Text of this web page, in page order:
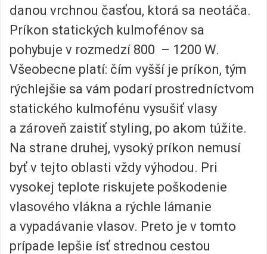
danou vrchnou časťou, ktorá sa neotáča.
Príkon statických kulmofénov sa
pohybuje v rozmedzí 800 – 1200 W.
Všeobecne platí: čím vyšší je príkon, tým
rýchlejšie sa vám podarí prostredníctvom
statického kulmofénu vysušiť vlasy
a zároveň zaistiť styling, po akom túžite.
Na strane druhej, vysoký príkon nemusí
byť v tejto oblasti vždy výhodou. Pri
vysokej teplote riskujete poškodenie
vlasového vlákna a rýchle lámanie
a vypadávanie vlasov. Preto je v tomto
prípade lepšie ísť strednou cestou